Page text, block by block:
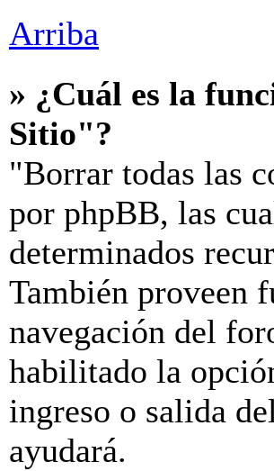
Arriba
» ¿Cuál es la
Sitio"?
"Borrar todas las
por phpBB, las
determinados
También proveen
navegación del
habilitado la
ingreso o salida
ayudará.